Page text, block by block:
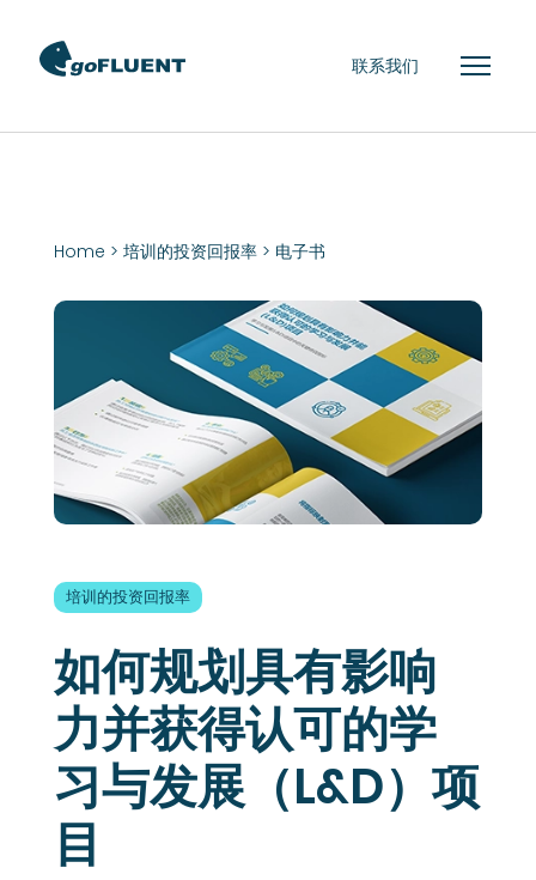
联系我们
培训的投资回报率
如何规划具有影响
力并获得认可的学
习与发展（L&D）项
目
Home >培训的投资回报率 > 电子书